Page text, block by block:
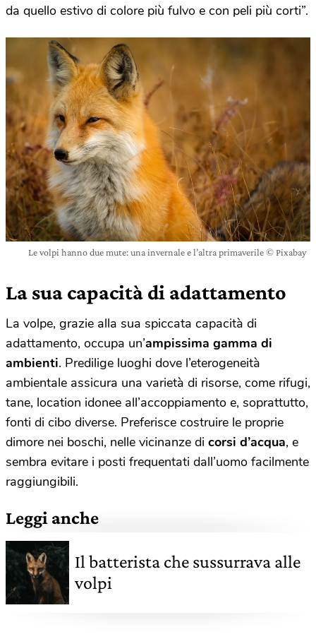
da quello estivo di colore più fulvo e con peli più corti”.
Le volpi hanno due mute: una invernale e l’altra primaverile © Pixabay
La sua capacità di adattamento
La volpe, grazie alla sua spiccata capacità di
adattamento, occupa un’ampissima gamma di
ambienti. Predilige luoghi dove l’eterogeneità
ambientale assicura una varietà di risorse, come rifugi,
tane, location idonee all’accoppiamento e, soprattutto,
fonti di cibo diverse. Preferisce costruire le proprie
dimore nei boschi, nelle vicinanze di corsi d’acqua, e
sembra evitare i posti frequentati dall’uomo facilmente
raggiungibili.
Leggi anche
Il batterista che sussurrava alle
volpi